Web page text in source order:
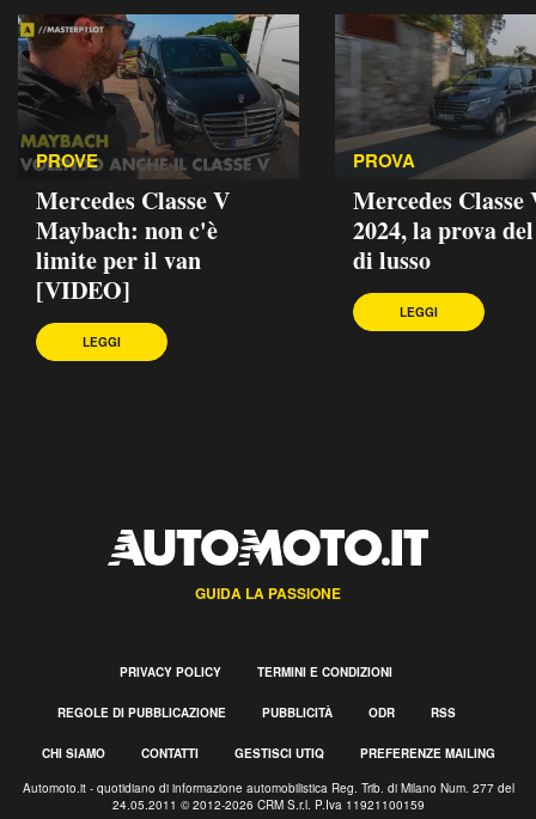
PROVE
Mercedes Classe V
Maybach: non c'è
limite per il van
[VIDEO]
LEGGI
PROVA
Mercedes Classe
2024, la prova
di lusso
LEGGI
GUIDA LA PASSIONE
PRIVACY POLICY TERMINI E CONDIZIONI
REGOLE DI PUBBLICAZIONE PUBBLICITÀ ODR RSS
CHI SIAMO CONTATTI GESTISCI UTIQ PREFERENZE MAILING
Automoto.it - quotidiano di informazione automobilistica Reg. Trib. di Milano Num. 277 del
24.05.2011 © 2012-2026 CRM S.r.l. P.Iva 11921100159